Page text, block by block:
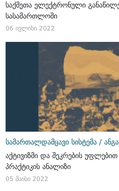
საქმეთა ელექტრონული
სასამართლოში
06 ივლისი 2022
სამართალდამცავი სისტემა /
აქტივიზმი და შეკრების
პრაქტიკის ანალიზი
05 მაისი 2022